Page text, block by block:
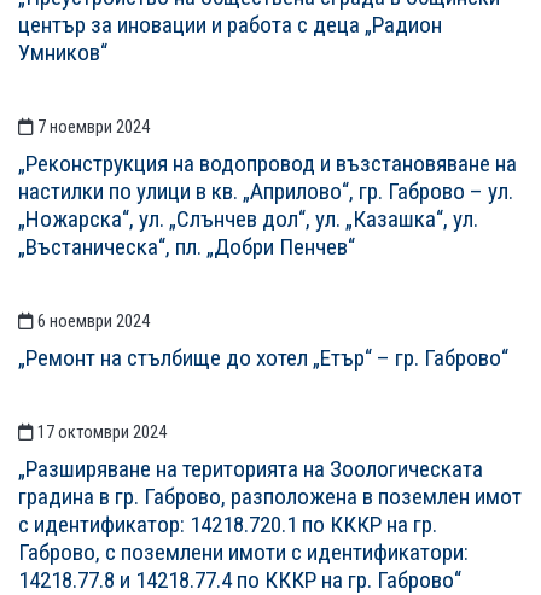
център за иновации и работа с деца „Радион
Умников“
7 ноември 2024
„Реконструкция на водопровод и възстановяване на
настилки по улици в кв. „Априлово“, гр. Габрово – ул.
„Ножарска“, ул. „Слънчев дол“, ул. „Казашка“, ул.
„Въстаническа“, пл. „Добри Пенчев“
6 ноември 2024
„Ремонт на стълбище до хотел „Етър“ – гр. Габрово“
17 октомври 2024
„Разширяване на територията на Зоологическата
градина в гр. Габрово, разположена в поземлен имот
с идентификатор: 14218.720.1 по КККР на гр.
Габрово, с поземлени имоти с идентификатори:
14218.77.8 и 14218.77.4 по КККР на гр. Габрово“